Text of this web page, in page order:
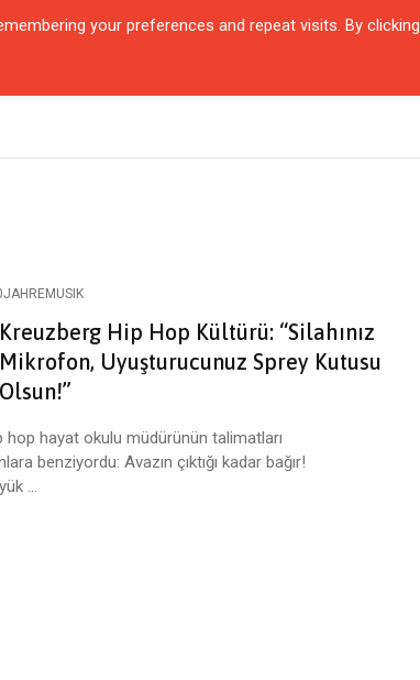
KARŞILAŞMALAR ZAMANIN İÇINDEN SÖYLEŞI
Kreuzberg Hip Hop Kültürü: “Silahınız
Mikrofon, Uyuşturucunuz Sprey Kutusu
Olsun!”
hop hayat okulu müdürünün talimatları
benziyordu: Avazın çıktığı kadar bağır!
...
your preferences and repeat visits. By clicking